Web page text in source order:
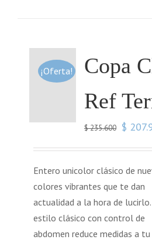
¡Oferta!
Copa
Ref
$235.600 $
Entero unicolor clásico de
colores vibrantes que te dan
actualidad a la hora de lucirlo.
estilo clásico con control de
abdomen reduce medidas a